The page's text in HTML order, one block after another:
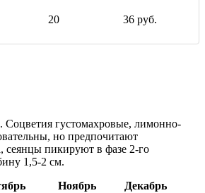
20 36 руб.
Соцветия густомахровые, лимонно-
но предпочитают
сеянцы пикируют в фазе 2-го
1,5-2 см.
Ноябрь
Декабрь